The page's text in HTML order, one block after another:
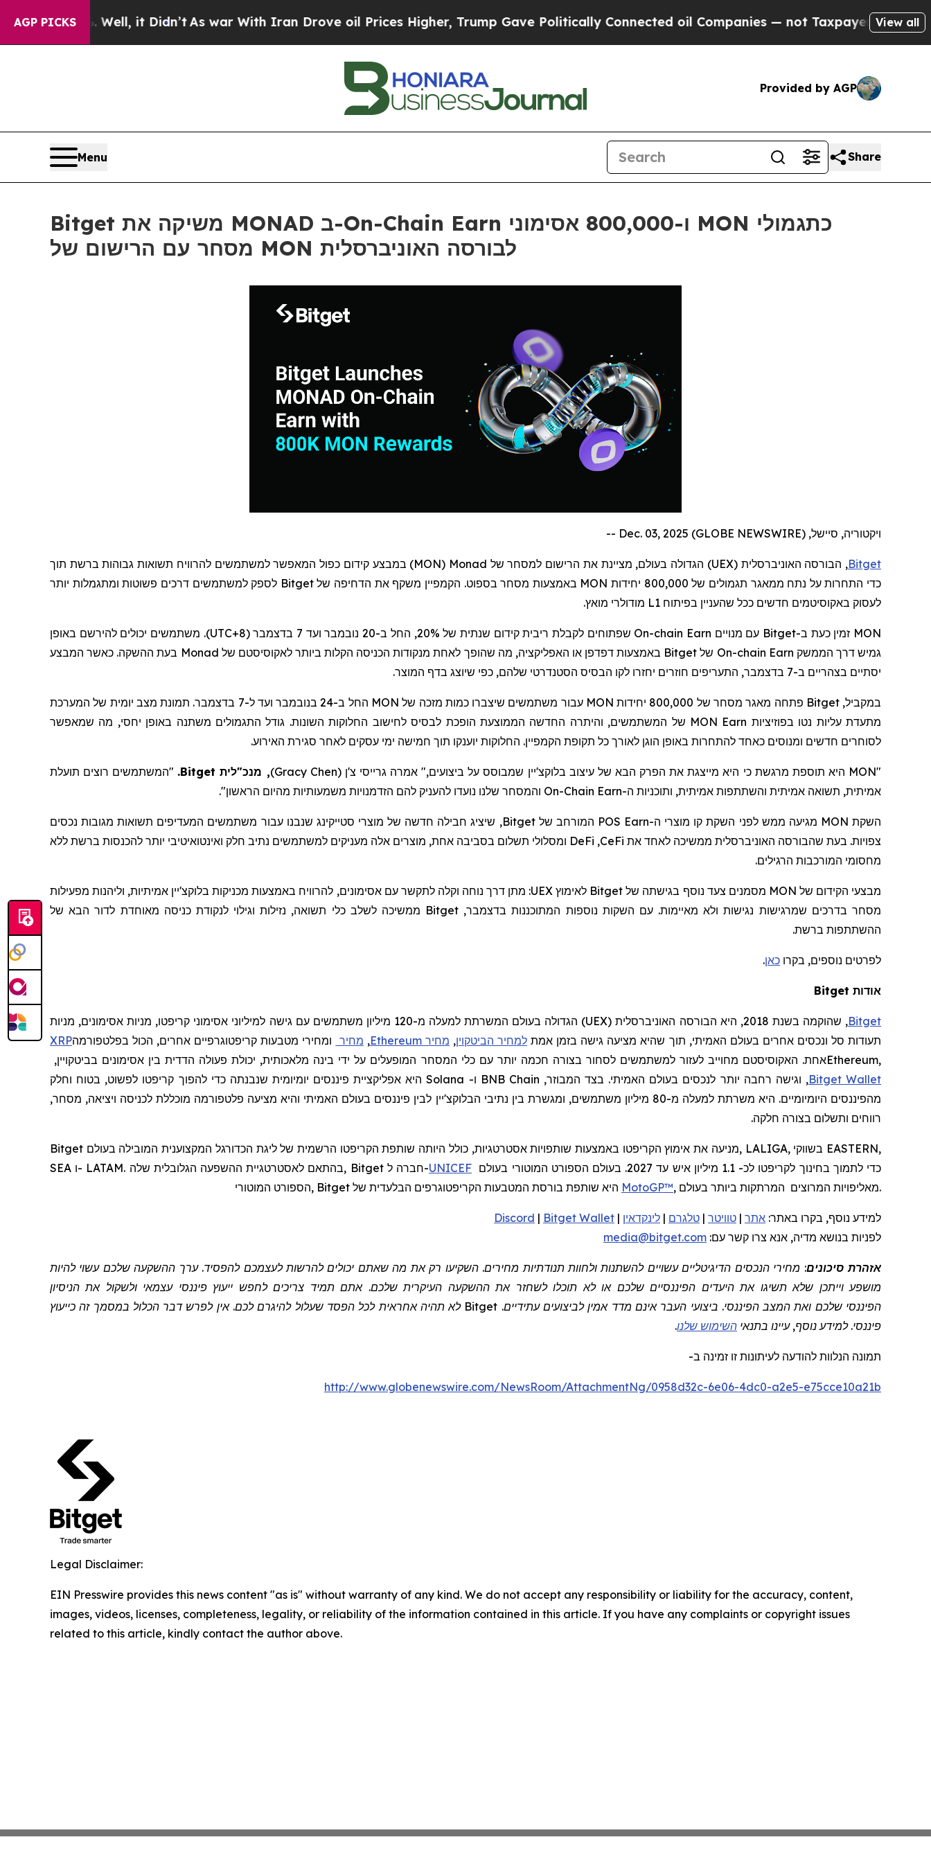
AGP PICKS
Well, it Didn’tAs war With Iran Drove oil Prices Higher, Trump Gave Politically Connected oil Companies — not Taxpayers — the Chance to
View all
Provided by AGP
Menu Share
Bitget משיקה את MONAD ב-On-Chain Earn ו-800,000 אסימוני MON כתגמולי
מסחר עם הרישום של MON לבורסה האוניברסלית
ויקטוריה, סיישל, Dec. 03, 2025 (GLOBE NEWSWIRE) --
Bitget, הבורסה האוניברסלית (UEX) הגדולה בעולם, מציינת את הרישום למסחר של Monad
(
MON
) במבצע קידום כפול המאפשר למשתמשים להרוויח תשואות גבוהות ברשת תוך
כדי התחרות על נתח ממאגר תגמולים של 800,000 יחידות
MON באמצעות מסחר בספוט. הקמפיין משקף את הדחיפה שלBitget לספק למשתמשים דרכים פשוטות ומתגמלות יותר
לעסוק באקוסיטמים חדשים ככל שהעניין בפיתוח L1 מודולרי מואץ.
MON זמין כעת ב-Bitget עם מנויים On-chain Earn שפתוחים לקבלת ריבית קידום שנתית של 20%, החל ב-20 נובמבר ועד 7 בדצמבר ( UTC+8). משתמשים יכולים להירשם באופן
גמיש דרך הממשק On-chain Earn של Bitget באמצעות דפדפן או האפליקציה, מה שהופך לאחת מנקודות הכניסה הקלות ביותר לאקוסיסטם של Monad בעת ההשקה. כאשר המבצע
יסתיים בצהריים ב-7 בדצמבר, התעריפים חוזרים יחזרו לקו הבסיס הסטנדרטי שלהם, כפי שיוצג בדף המוצר.
במקביל,Bitget פתחה מאגר מסחר של 800,000 יחידות MON עבור משתמשים שיצברו כמות מזכה של MON
החל ב-24 בנובמבר ועד ל-7 בדצמבר. תמונת מצב יומית של המערכת
מתעדת עליות נטו בפוזיציות MON Earn של המשתמשים, והיתרה החדשה הממוצעת הופכת לבסיס לחישוב החלוקות השונות. גודל התגמולים משתנה באופן יחסי, מה שמאפשר
לסוחרים חדשים ומנוסים כאחד להתחרות באופן הוגן לאורך כל תקופת הקמפיין. החלוקות יוענקו תוך חמישה ימי עסקים לאחר סגירת האירוע.
"MON היא תוספת מרגשת כי היא מייצגת את הפרק הבא של עיצוב בלוקצ'יין שמבוסס על ביצועים," אמרה גרייסי צ'ן (
Gracy Chen
)
, מנכ"לית Bitget . "המשתמשים רוצים תועלת
אמיתית, תשואה אמיתית והשתתפות אמיתית, ותוכניות ה-On-Chain Earn והמסחר שלנו נועדו להעניק להם הזדמנויות משמעותיות מהיום הראשון".
השקת MON מגיעה ממש לפני השקת קו מוצרי ה-POS Earn המורחב שלBitget, שיציג חבילה חדשה של מוצרי סטייקינג שנבנו עבור משתמשים המעדיפים תשואות מגובות נכסים
צפויות. בעת שהבורסה האוניברסלית ממשיכה לאחד את CeFi
,
DeFi ומסלולי תשלום בסביבה אחת, מוצרים אלה מעניקים למשתמשים נתיב חלק ואינטואיטיבי יותר להכנסות ברשת ללא
מחסומי המורכבות הרגילים.
מבצעי הקידום של MON מסמנים צעד נוסף בגישתה של Bitget לאימוץ UEX: מתן דרך נוחה וקלה לתקשר עם אסימונים, להרוויח באמצעות מכניקות בלוקצ'יין אמיתיות, וליהנות מפעילות
מסחר בדרכים שמרגישות נגישות ולא מאיימות. עם השקות נוספות המתוכננות בדצמבר, Bitget ממשיכה לשלב כלי תשואה, נזילות וגילוי לנקודת כניסה מאוחדת לדור הבא של
ההשתתפות ברשת.
לפרטים נוספים, בקרו כאן.
אודות
Bitget
, שהוקמה בשנת 2018, היא הבורסה האוניברסלית ( UEX
) הגדולה בעולם המשרתת למעלה מ-120 מיליון משתמשיםעם גישה למיליוני אסימוני קריפטו, מניות אסימונים, מניות
תעודות סל ונכסים אחרים בעולם האמיתי, תוך שהיא מציעה גישה בזמן אמת למחיר הביטקוין, מחירEthereum
, מחיר XRPומחירי מטבעות קריפטוגרפיים אחרים, הכול בפלטפורמה
אחת. האקוסיסטם מחוייב לעזור למשתמשים לסחור בצורה חכמה יותר עם כלי המסחר המופעלים על ידי בינה מלאכותית, יכולת פעולה הדדית בין אסימונים בביטקויין,Ethereum,
Solana ו- BNB Chain , וגישה רחבה יותר לנכסים בעולם האמיתי. בצד המבוזר,BitgetWallet
היא אפליקציית פיננסים יומיומית שנבנתה כדי להפוך קריפטו לפשוט, בטוח וחלק
מהפיננסים היומיומיים. היא משרתת למעלה מ-80 מיליון משתמשים, ומגשרת בין נתיבי הבלוקצ'יין לבין פיננסים בעולם האמיתי והיא מציעה פלטפורמה מוכללת לכניסה ויציאה, מסחר,
רווחים ותשלום בצורה חלקה.
Bitget מניעה את אימוץ הקריפטו באמצעות שותפויות אסטרטגיות, כולל היותה שותפת הקריפטו הרשמית של ליגת הכדורגל המקצוענית המובילה בעולם, LALIGA, בשווקי EASTERN,
SEA ו- LATAM. בהתאם לאסטרטגיית ההשפעה הגלובלית שלה, Bitget חברה ל-UNICEF
MotoGP™ , מאליפויות המרוצים המרתקות ביותר בעולם.
למידע נוסף, בקרו באתר: אתר | טוויטר | טלגרם | לינקדאין |
Discord | Bitget Wallet
לפניות בנושא מדיה, אנא צרו קשר עם: media@bitget.com
אזהרת סיכונים: מחירי הנכסים הדיגיטליים עשויים להשתנות ולחוות תנודתיות מחירים. השקיעו רק את מה שאתם יכולים להרשות לעצמכם להפסיד. ערך ההשקעה שלכם עשוי להיות
מושפע וייתכן שלא תשיגו את היעדים הפיננסיים שלכם או לא תוכלו לשחזר את ההשקעה העיקרית שלכם. אתם תמיד צריכים לחפש ייעוץ פיננסי עצמאי ולשקול את הניסיון
הפיננסי שלכם ואת המצב הפיננסי. ביצועי העבר אינם מדד אמין לביצועים עתידיים. Bitget לא תהיה אחראית לכל הפסד שעלול להיגרם לכם. אין לפרש דבר הכלול במסמך זה כייעוץ
פיננסי. למידע נוסף, עיינו בתנאי השימוש שלנו.
תמונה הנלוות להודעה לעיתונות זו זמינה ב-
http://www.globenewswire.com/NewsRoom/AttachmentNg/0958d32c-6e06-4dc0-a2e5-e75cce10a21b
Legal Disclaimer:
EIN Presswire provides this news content "as is" without warranty of any kind. We do not accept any responsibility or liability for the accuracy, content,
images, videos, licenses, completeness, legality, or reliability of the information contained in this article. If you have any complaints or copyright issues
related to this article, kindly contact the author above.